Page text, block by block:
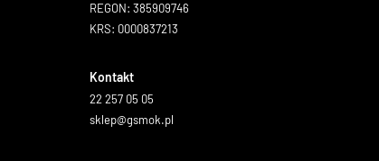
REGON: 385909746
KRS: 0000837213
Kontakt
22 257 05 05
sklep@gsmok.pl